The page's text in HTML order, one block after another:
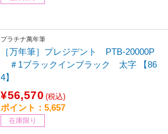
プラチナ萬年筆
［万年筆］プレジデント PTB-20000P
＃1ブラックインブラック 太字 【86
4】
¥56,570 (税込)
ポイント：5,657
在庫限り